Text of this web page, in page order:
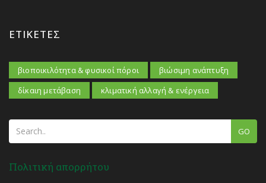
ΕΤΙΚΈΤΕΣ
βιοποικιλότητα & φυσικοί πόροι
βιώσιμη ανάπτυξη
δίκαιη μετάβαση
κλιματική αλλαγή & ενέργεια
GO
Πολιτική απορρήτου